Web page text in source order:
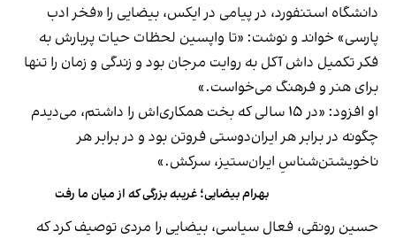
دانشگاه استنفورد، در پیامی در ایکس، بیضایی را «فخر ادب
پارسی» خواند و نوشت: «تا واپسین لحظات حیات پربارش به
فکر تکمیل داش آکل به روایت مرجان بود و زندگی و زمان را تنها
برای هنر و فرهنگ می‌خواست.»
او افزود: «در ۱۵ سالی که بخت همکاری‌اش را داشتم، می‌دیدم
چگونه در برابر هر ایران‌دوستی فروتن بود و در برابر هر
ناخویشتن‌شناسِ ایران‌ستیز، سرکش.»
بهرام بیضایی؛ غریبه بزرگی که از میان ما رفت
حسین رونقی، فعال سیاسی، بیضایی را مردی توصیف کرد که